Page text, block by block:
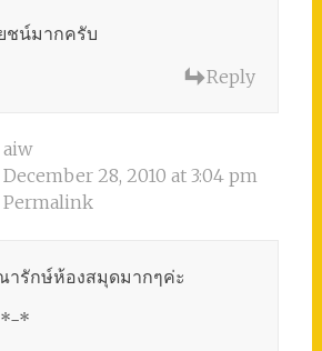
ชน์มากครับ
Reply
aiw
December 28, 2010 at 3:04 pm
Permalink
ารักษ์ห้องสมุดมากๆค่ะ
*-*